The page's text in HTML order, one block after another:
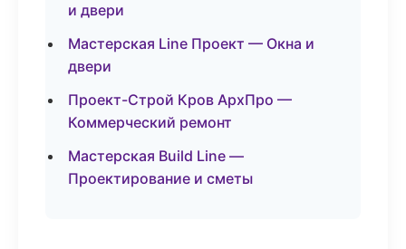
и двери
Мастерская Line Проект — Окна и
двери
Проект-Строй Кров АрхПро —
Коммерческий ремонт
Мастерская Build Line —
Проектирование и сметы